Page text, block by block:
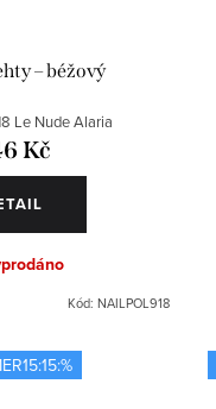
– béžový
Le Nude Alaria
Kč
Kód: NAILPOL918